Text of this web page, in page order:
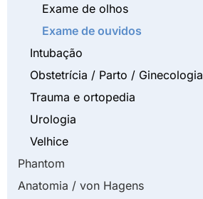
Exame de olhos
Exame de ouvidos
Intubação
Obstetrícia / Parto / Ginecologia
Trauma e ortopedia
Urologia
Velhice
Phantom
Anatomia / von Hagens